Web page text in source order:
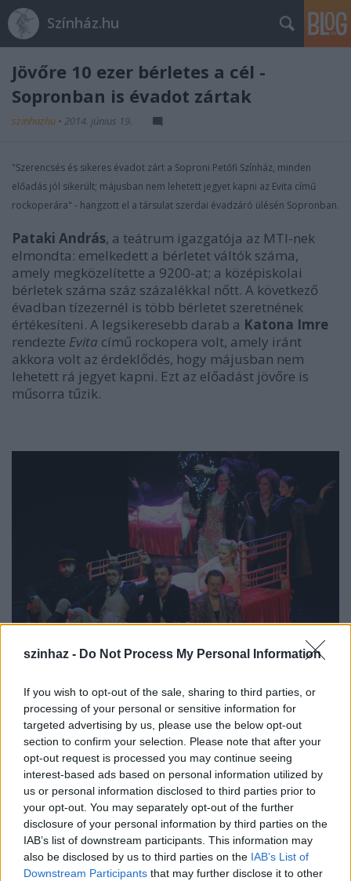
szinhaz - Do Not Process My Personal Information
If you wish to opt-out of the sale, sharing to third parties, or
processing of your personal or sensitive information for
targeted advertising by us, please use the below opt-out
section to confirm your selection. Please note that after your
opt-out request is processed you may continue seeing
interest-based ads based on personal information utilized by
us or personal information disclosed to third parties prior to
your opt-out. You may separately opt-out of the further
disclosure of your personal information by third parties on the
IAB’s list of downstream participants. This information may
also be disclosed by us to third parties on the IAB’s List of
Downstream Participants that may further disclose it to other
Színház.hu
Jövőre 10 ezer bérletes a cél -
Sopronban is évadot zártak
szinhazhu • 2014. június 19.
"Szerencsés és sikeres évadot zárt a Soproni Petőfi Színház, minden
előadás jól sikerült; májusban nem lehetett jegyet kapni az Evita című
rockoperára" - hangzott el a társulat szerdai évadzáró ülésén Sopronban.
Pataki András, a teátrum igazgatója az MTI-nek
elmondta: emelkedett a bérletet váltók száma,
amely megközelítette a 9200-at; a középiskolai
bérletek száma száz százalékkal nőtt. A következő
évadban tízezernél is több bérletet szeretnének
értékesíteni. A legsikeresebb darab a Katona Imre
rendezte Evita című rockopera volt, amely iránt
akkora volt az érdeklődés, hogy májusban nem
lehetett rá jegyet kapni. Ezt az előadást jövőre is
műsorra tűzik.
Evita (fotó: Pluzsik Tamás)
Az idei évadban közel 160 bérletes darabot láthatott
a soproni közönség, emellett több mint húsz
alkalommal vendégszerepeltek, például Győrben,
Veszprémben, Komáromban, Bécsben és Zentán.
Pataki Andráskiemelte: ezek a vendégszereplések
stratégiai és testvérszínházi együttműködések révén
valósulhattak meg. A Bécsi Európa Klubbal kötött